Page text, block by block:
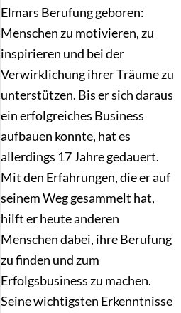
Elmars Berufung geboren:
Menschen zu motivieren, zu
inspirieren und bei der
Verwirklichung ihrer Träume zu
unterstützen. Bis er sich daraus
ein erfolgreiches Business
aufbauen konnte, hat es
allerdings 17 Jahre gedauert.
Mit den Erfahrungen, die er auf
seinem Weg gesammelt hat,
hilft er heute anderen
Menschen dabei, ihre Berufung
zu finden und zum
Erfolgsbusiness zu machen.
Seine wichtigsten Erkenntnisse